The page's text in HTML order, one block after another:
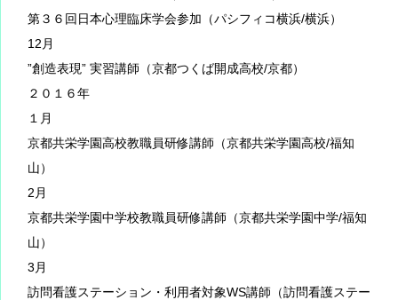
第３６回日本心理臨床学会参加（パシフィコ横浜/横浜）
12月
”創造表現” 実習講師（京都つくば開成高校/京都）
２０１６年
１月
京都共栄学園高校教職員研修講師（京都共栄学園高校/福知
山）
2月
京都共栄学園中学校教職員研修講師（京都共栄学園中学/福知
山）
3月
訪問看護ステーション・利用者対象WS講師（訪問看護ステー